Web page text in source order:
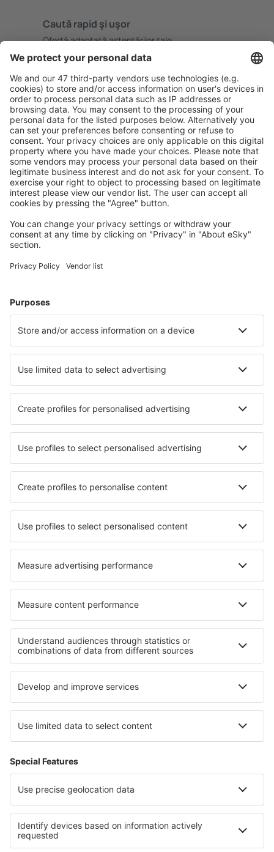
Caută rapid şi uşor
Ofertă adaptată aşteptărilor tale.
Planifică ȋn siguranţă
Rezervare fără griji cu opțiune gratuită de anulare.
Economiseşte mai mult
Prețuri atractive și oferte speciale pentru utilizatorii
conectați.
Cazarea preferată
Alege din peste 1,3 mil. de opţiuni: hoteluri, cabane,
Cele mai căutate hoteluri de către utilizatorii eSky
Hoteluri în Punaauia
Hoteluri în Papeete Hoteluri în Moorea-Maiao
Hoteluri în Faaa Hoteluri în Kauehi
Hoteluri în Mataiva Hoteluri în Ua Pou
Cele mai bune hoteluri - orașe
Hoteluri în Ringwood Hoteluri în Milford
Hoteluri în Johnston Hoteluri în Macleay Island
Hoteluri Miranda De Arga Hoteluri în Liessies
Cele mai bune hoteluri - regiuni
Hoteluri în Moorea Hoteluri in Tahiti
Hoteluri in Bora Bora Hoteluri in Munții Adirondack
Hoteluri in Ios Hoteluri in Baja California
Hoteluri in Palo Alto Battlefield National Historic Park